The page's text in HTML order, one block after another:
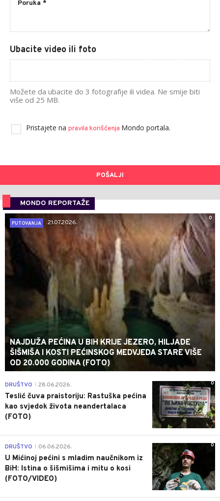
Ubacite video ili foto
Možete da ubacite do 3 fotografije ili videa. Ne smije biti
više od 25 MB.
Pristajete na pravila korišćenja Mondo portala.
POŠALJI
MONDO REPORTAŽE
0
PUTOVANJA
21.07.2026.
NAJDUŽA PEĆINA U BIH KRIJE JEZERO, HILJADE
ŠIŠMIŠA I KOSTI PEĆINSKOG MEDVJEDA STARE VIŠE
OD 20.000 GODINA (FOTO)
0
DRUŠTVO 28.06.2026.
Teslić čuva praistoriju: Rastuška pećina
kao svjedok života neandertalaca
(FOTO)
0
DRUŠTVO 06.06.2026.
U Mićinoj pećini s mladim naučnikom iz
BiH: Istina o šišmišima i mitu o kosi
(FOTO/VIDEO)